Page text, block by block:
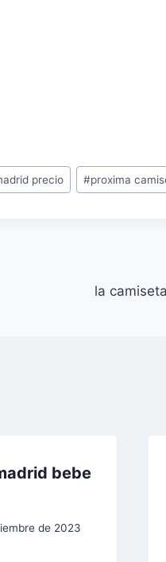
precio #proxima
la
bebe
de 2023